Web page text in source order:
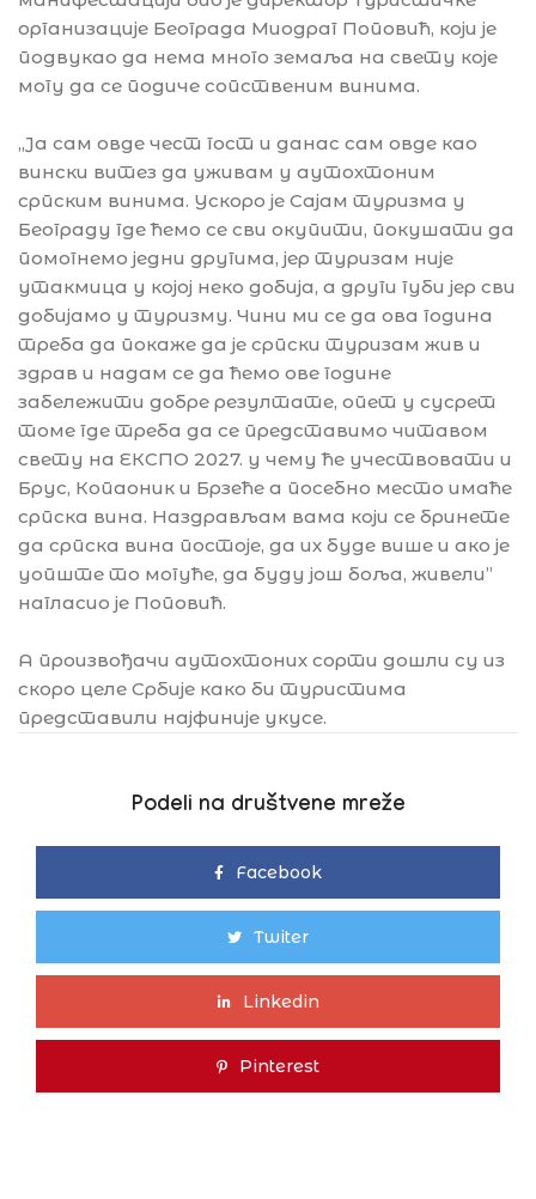
организације Београда Миодраг Поповић, који је
подвукао да нема много земаља на свету које
могу да се подиче сопственим винима.
,,Ја сам овде чест гост и данас сам овде као
вински витез да уживам у аутохтоним
српским винима. Ускоро је Сајам туризма у
Београду где ћемо се сви окупити, покушати да
помогнемо једни другима, јер туризам није
утакмица у којој неко добија, а други губи јер сви
добијамо у туризму. Чини ми се да ова година
треба да покаже да је српски туризам жив и
здрав и надам се да ћемо ове године
забележити добре резултате, опет у сусрет
томе где треба да се представимо читавом
свету на ЕКСПО 2027. у чему ће учествовати и
Брус, Копаоник и Брзеће а посебно место имаће
српска вина. Наздрављам вама који се бринете
да српска вина постоје, да их буде више и ако је
уопште то могуће, да буду још боља, живели’’
нагласио је Поповић.
А произвођачи аутохтоних сорти дошли су из
скоро целе Србије како би туристима
представили најфиније укусе.
Podeli na društvene mreže
Facebook
Twiter
Linkedin
Pinterest